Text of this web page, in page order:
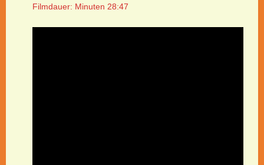
Filmdauer: Minuten 28:47